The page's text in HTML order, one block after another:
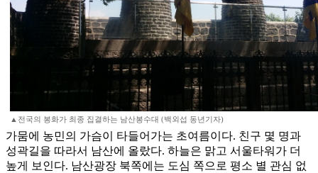
▲전국의 봉화가 최종 집결하는 남산봉수대 (백외섭 동년기자)
가뭄에 농민의 가슴이 타들어가는 초여름이다. 친구 몇 명과
성곽길을 따라서 남산에 올랐다. 하늘은 맑고 서울타워가 더
높게 보인다. 남산광장 북쪽에는 도심 쪽으로 평소 별 관심 없